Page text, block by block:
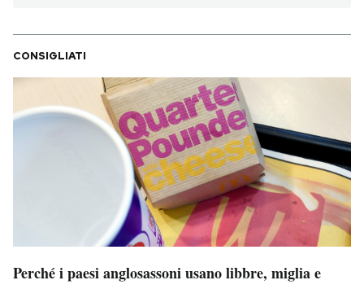
CONSIGLIATI
Perché i paesi anglosassoni usano libbre, miglia e